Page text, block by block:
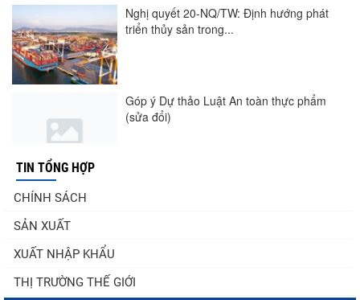
Nghị quyết 20-NQ/TW: Định hướng phát
triển thủy sản trong...
Góp ý Dự thảo Luật An toàn thực phẩm
(sửa đổi)
Xuất khẩu cá tra sang CPTPP: Mở rộng cơ
hội cho hàng giá trị...
TIN TỔNG HỢP
CHÍNH SÁCH
SẢN XUẤT
XUẤT NHẬP KHẨU
THỊ TRƯỜNG THẾ GIỚI